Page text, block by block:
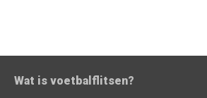
Wat is voetbalflitsen?